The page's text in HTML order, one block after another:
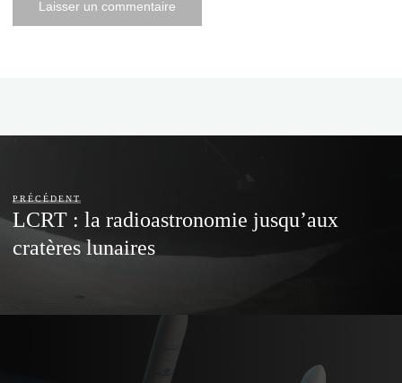
PRÉCÉDENT
LCRT : la radioastronomie jusqu’aux
cratères lunaires